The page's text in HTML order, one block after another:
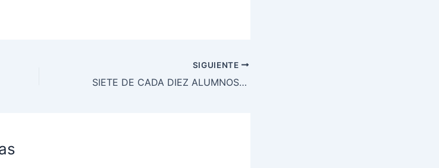
SIGUIENTE
SIETE DE CADA DIEZ ALUMNOS ELIGE CURSAR RELIGIÓN CATÓLICA